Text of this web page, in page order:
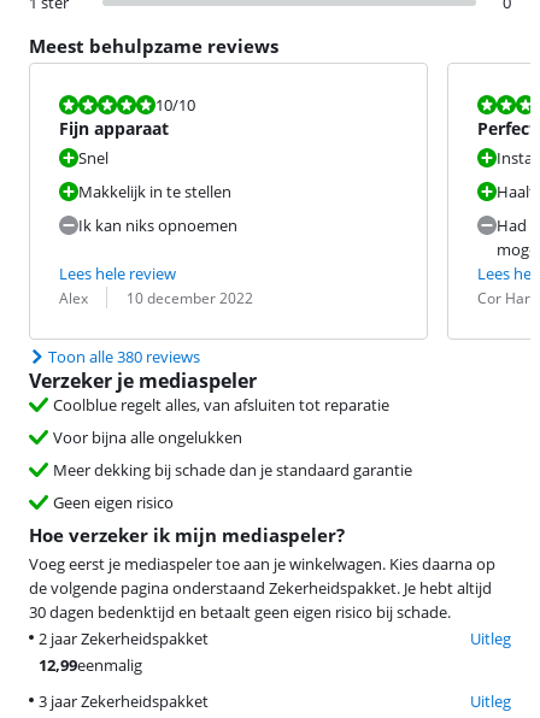
Meest behulpzame reviews
Beoordeling is 10 van de 10.
10/10
Fijn apparaat
Snel
Makkelijk in te stellen
Ik kan niks opnoemen
Lees hele review
Beoordeling door:
Alex
Datum: 10 december 2022
Haalt
Had
Lees
Cor
Datum:
Toon alle 380 reviews
Verzeker je mediaspeler
Coolblue regelt alles, van afsluiten tot reparatie
Voor bijna alle ongelukken
Meer dekking bij schade dan je standaard garantie
Geen eigen risico
Hoe verzeker ik mijn mediaspeler?
Voeg eerst je mediaspeler toe aan je winkelwagen. Kies daarna op
de volgende pagina onderstaand Zekerheidspakket. Je hebt altijd
30 dagen bedenktijd en betaalt geen eigen risico bij schade.
2 jaar Zekerheidspakket
Uitleg
12,99eenmalig
3 jaar Zekerheidspakket
Uitleg